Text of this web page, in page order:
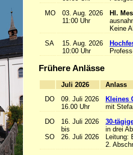
MO
03. Aug. 2026
11:00 Uhr
Hl.
Keine
SA
15. Aug. 2026
10:00 Uhr
Frühere Anlässe
Juli 2026
DO
09. Juli 2026
16.00 Uhr
Kleines
mit
DO
SO
16. Juli 2026
bis
26. Juli 2026
30-
in drei
Leitung:
2.